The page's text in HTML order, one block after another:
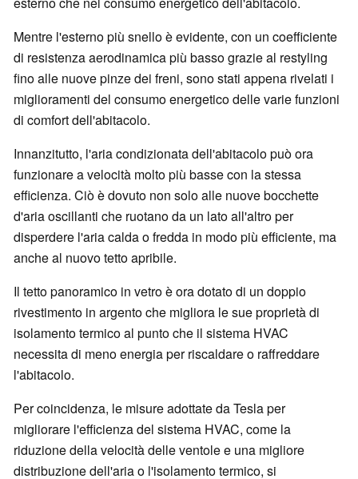
Mentre l'esterno più snello è evidente, con un coefficiente
di resistenza aerodinamica più basso grazie al restyling
fino alle nuove pinze dei freni, sono stati appena rivelati i
miglioramenti del consumo energetico delle varie funzioni
di comfort dell'abitacolo.
Innanzitutto, l'aria condizionata dell'abitacolo può ora
funzionare a velocità molto più basse con la stessa
efficienza. Ciò è dovuto non solo alle nuove bocchette
d'aria oscillanti che ruotano da un lato all'altro per
disperdere l'aria calda o fredda in modo più efficiente, ma
anche al nuovo tetto apribile.
Il tetto panoramico in vetro è ora dotato di un doppio
rivestimento in argento che migliora le sue proprietà di
isolamento termico al punto che il sistema HVAC
necessita di meno energia per riscaldare o raffreddare
l'abitacolo.
Per coincidenza, le misure adottate da Tesla per
migliorare l'efficienza del sistema HVAC, come la
riduzione della velocità delle ventole e una migliore
distribuzione dell'aria o l'isolamento termico, si